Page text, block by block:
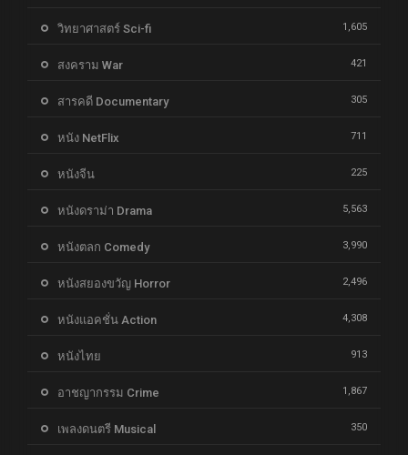
วิทยาศาสตร์ Sci-fi 1,605
สงคราม War 421
สารคดี Documentary 305
หนัง NetFlix 711
หนังจีน 225
หนังดราม่า Drama 5,563
หนังตลก Comedy 3,990
หนังสยองขวัญ Horror 2,496
หนังแอคชั่น Action 4,308
หนังไทย 913
อาชญากรรม Crime 1,867
เพลงดนตรี Musical 350